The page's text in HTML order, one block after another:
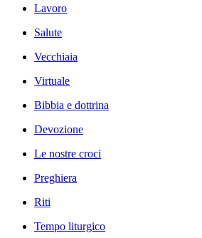
Lavoro
Salute
Vecchiaia
Virtuale
Bibbia e dottrina
Devozione
Le nostre croci
Preghiera
Riti
Tempo liturgico